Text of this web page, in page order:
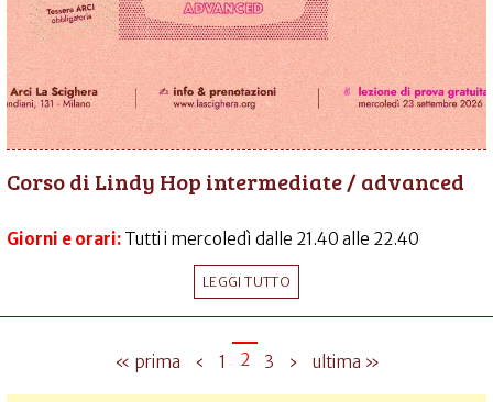
Corso di Lindy Hop intermediate / advanced
Giorni e orari: Tutti i mercoledì dalle 21.40 alle 22.40
LEGGI TUTTO
« prima ‹ 1 2 3 › ultima »